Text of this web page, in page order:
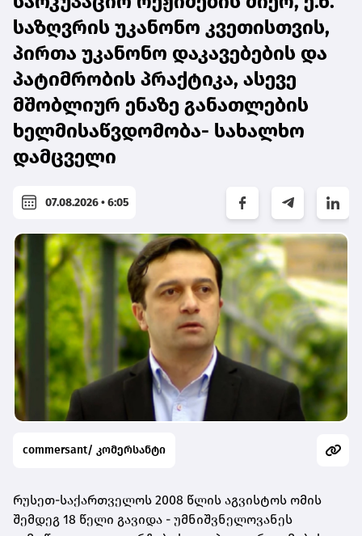
საზღვრის უკანონო კვეთისთვის,
პირთა უკანონო დაკავებების და
პატიმრობის პრაქტიკა, ასევე
მშობლიურ ენაზე განათლების
ხელმისაწვდომობა- სახალხო
დამცველი
07.08.2026 • 6:05
commersant/ კომერსანტი
რუსეთ-საქართველოს 2008 წლის აგვისტოს ომის
შემდეგ 18 წელი გავიდა - უმნიშვნელოვანეს